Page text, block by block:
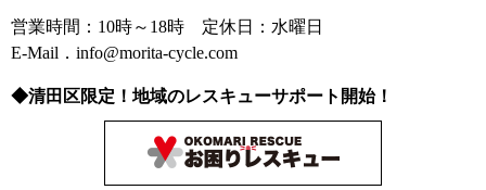
営業時間：10時～18時 定休日：水曜日
E-Mail．info@morita-cycle.com
◆清田区限定！地域のレスキューサポート開始！